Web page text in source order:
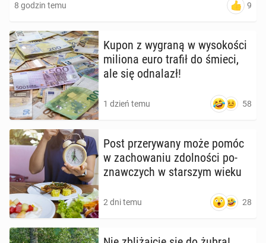
8 godzin temu 9
Kupon z wygraną w wy­so­ko­ści
miliona euro trafił do śmieci,
ale się od­na­lazł!
1 dzień temu 58
Post prze­ry­wa­ny może pomóc
w za­cho­wa­niu zdol­no­ści po­
znaw­czych w star­szym wieku
2 dni temu 28